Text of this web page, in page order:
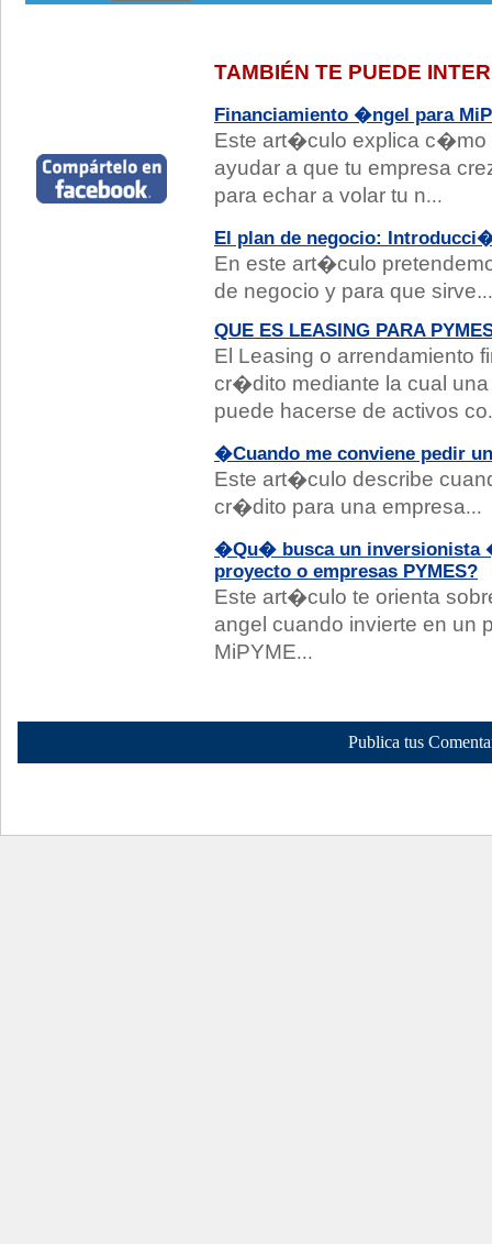
TAMBIÉN TE PUEDE
Financiamiento �ngel para
Este art�culo explica
ayudar a que tu empresa
para echar a volar tu n...
El plan de negocio:
En este art�culo
de negocio y para que sirve.
QUE ES LEASING PARA
El Leasing o arrendamiento
cr�dito mediante la cual
puede hacerse de activos co
�Cuando me conviene pedir
Este art�culo describe
cr�dito para una empresa...
�Qu� busca un inversionista
proyecto o empresas PYMES?
Este art�culo te orienta
angel cuando invierte en un
MiPYME...
Publica tus